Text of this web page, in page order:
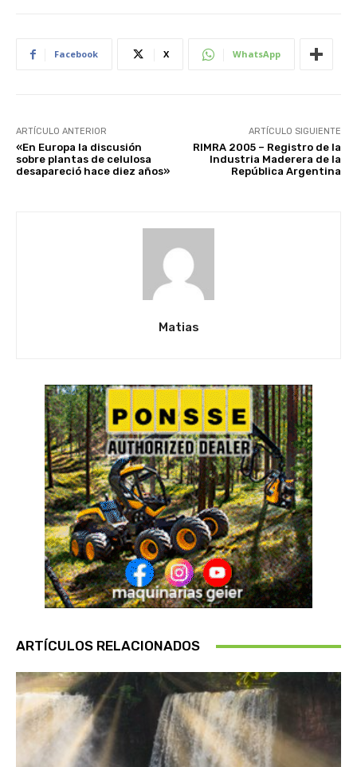
Facebook X WhatsApp
ARTÍCULO ANTERIOR
«En Europa la discusión
sobre plantas de celulosa
desapareció hace diez años»
ARTÍCULO SIGUIENTE
RIMRA 2005 – Registro de la
Industria Maderera de la
República Argentina
Matias
ARTÍCULOS RELACIONADOS